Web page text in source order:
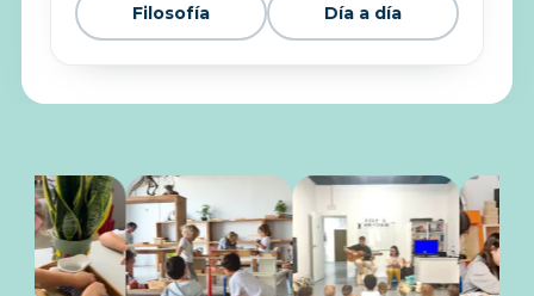
Filosofía Día a día